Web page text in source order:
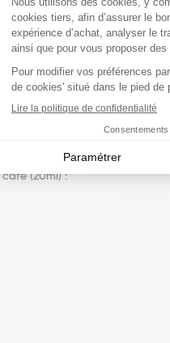
repas.
à l’adulte de plus de 15 ans.
Fibregum 15%,
naturels, complexe de
correcteur d'acidité : acide
(20ml) :